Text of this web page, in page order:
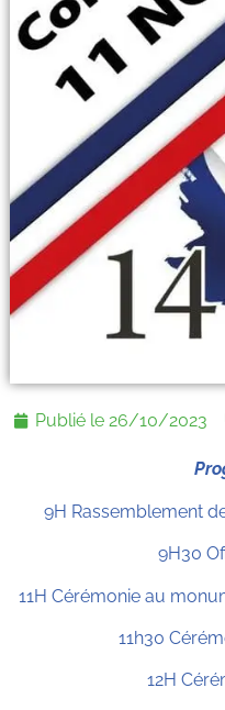
Publié le26/10/2023
9H Rassemblement
9H30
11H Cérémonie au
11h30
12H